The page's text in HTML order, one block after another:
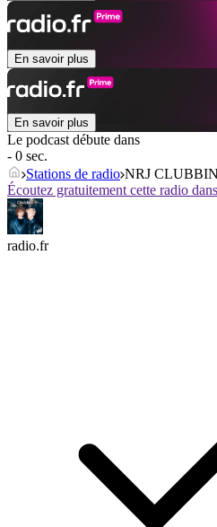
En savoir plus
En savoir plus
Le podcast débute dans
- 0 sec.
Stations de radio NRJ CLUBBIN
Écoutez gratuitement cette radio
radio.fr